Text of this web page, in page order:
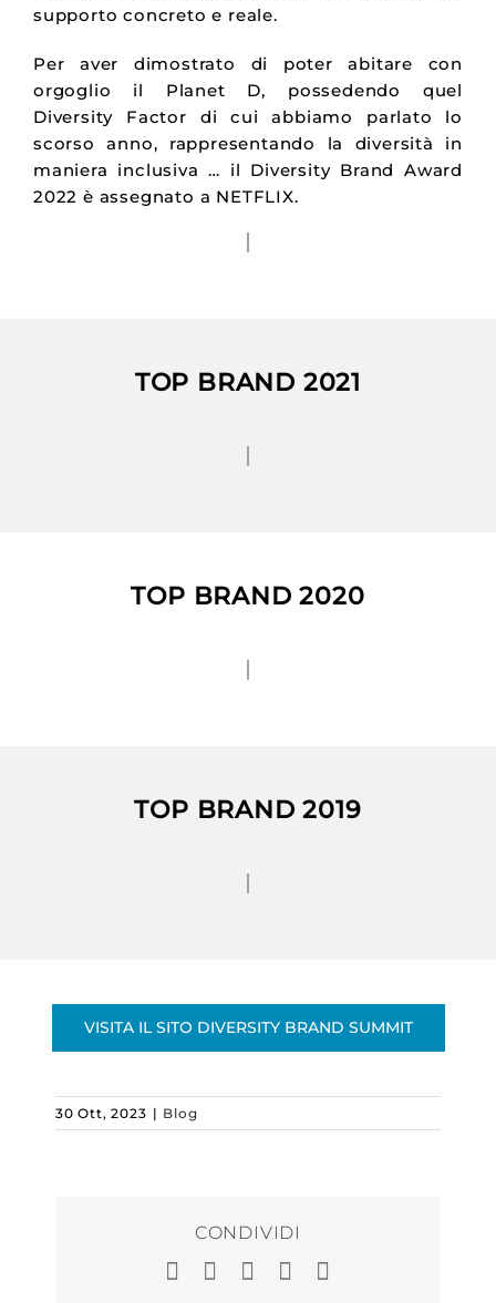
supporto concreto e reale.
Per aver dimostrato di poter abitare con
orgoglio il Planet D, possedendo quel
Diversity Factor di cui abbiamo parlato lo
scorso anno, rappresentando la diversità in
maniera inclusiva … il Diversity Brand Award
2022 è assegnato a NETFLIX.
TOP BRAND 2021
TOP BRAND 2020
TOP BRAND 2019
VISITA IL SITO DIVERSITY BRAND SUMMIT
30 Ott, 2023 | Blog
CONDIVIDI
Facebook
LinkedInWhatsApp
Pinterest